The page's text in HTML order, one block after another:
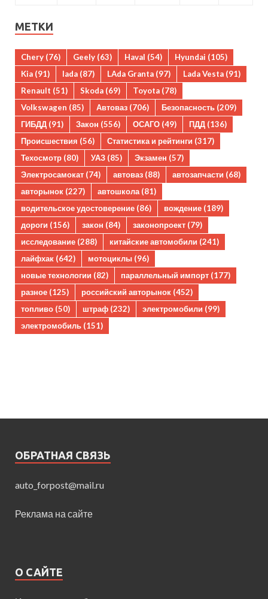
МЕТКИ
Chery (76) Geely (63) Haval (54) Hyundai (105)
Kia (91) lada (87) LAda Granta (97) Lada Vesta (91)
Renault (51) Skoda (69) Toyota (78)
Volkswagen (85) Автоваз (706) Безопасность (209)
ГИБДД (91) Закон (556) ОСАГО (49) ПДД (136)
Происшествия (56) Статистика и рейтинги (317)
Техосмотр (80) УАЗ (85) Экзамен (57)
Электросамокат (74) автоваз (88) автозапчасти (68)
авторынок (227) автошкола(81)
водительское удостоверение (86) вождение (189)
дороги (156) закон (84) законопроект (79)
исследование (288) китайские автомобили (241)
лайфхак (642) мотоциклы (96)
новые технологии (82) параллельный импорт (177)
разное (125) российский авторынок (452)
топливо (50) штраф (232) электромобили (99)
электромобиль (151)
ОБРАТНАЯ СВЯЗЬ
auto_forpost@mail.ru
Реклама на сайте
О САЙТЕ